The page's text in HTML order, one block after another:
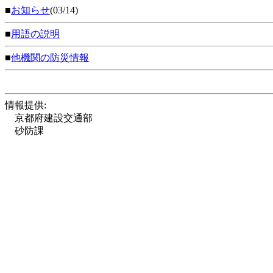
■お知らせ(03/14)
■用語の説明
■他機関の防災情報
情報提供:
京都府建設交通部
砂防課